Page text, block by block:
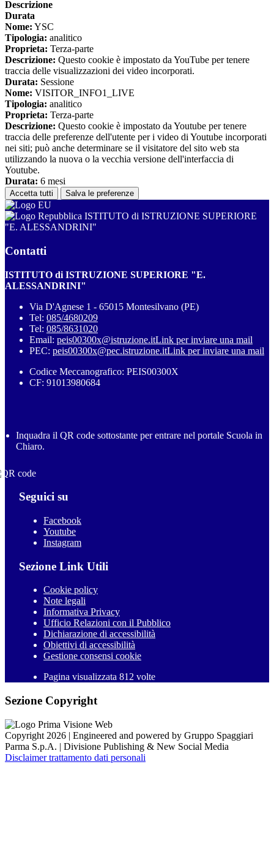
Descrizione
Durata
Nome: YSC
Tipologia: analitico
Proprieta: Terza-parte
Descrizione: Questo cookie è impostato da YouTube per tenere
traccia delle visualizzazioni dei video incorporati.
Durata: Sessione
Nome: VISITOR_INFO1_LIVE
Tipologia: analitico
Proprieta: Terza-parte
Descrizione: Questo cookie è impostato da Youtube per tenere
traccia delle preferenze dell'utente per i video di Youtube incorporati
nei siti; può anche determinare se il visitatore del sito web sta
utilizzando la nuova o la vecchia versione dell'interfaccia di
Youtube.
Durata: 6 mesi
Accetta tutti Salva le preferenze
ISTITUTO di ISTRUZIONE SUPERIORE
"E. ALESSANDRINI"
Contatti
ISTITUTO di ISTRUZIONE SUPERIORE "E.
ALESSANDRINI"
Via D'Agnese 1 - 65015 Montesilvano (PE)
Tel: 085/4680209
Tel: 085/8631020
Email: peis00300x@istruzione.itLink per inviare una mail
PEC: peis00300x@pec.istruzione.itLink per inviare una mail
Codice Meccanografico: PEIS00300X
CF: 91013980684
Inquadra il QR code sottostante per entrare nel portale Scuola in
Chiaro.
Seguici su
Facebook
Youtube
Instagram
Sezione Link Utili
Cookie policy
Note legali
Informativa Privacy
Ufficio Relazioni con il Pubblico
Dichiarazione di accessibilità
Obiettivi di accessibilità
Gestione consensi cookie
Pagina visualizzata 812 volte
Sezione Copyright
Copyright 2026 | Engineered and powered by Gruppo Spaggiari
Parma S.p.A. | Divisione Publishing & New Social Media
Disclaimer trattamento dati personali